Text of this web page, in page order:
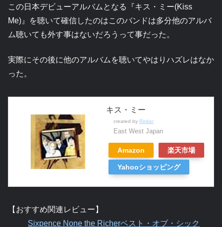
この日本デビューアルバムとなる『キス・ミー(Kiss
Me)』を聴いて確信したのはこのバンドは多分他のアルバ
ム聴いても外す事はないだろうって事だった。
実際にその後に他のアルバムを聴いてやはりハズレはなか
った。
キス・ミー
created by Rinker
East West Japan
Amazon 楽天市場
Yahooショッピング
【おすすめ関連レビュー】
Sixpence None the Richerベスト・オブ・シック